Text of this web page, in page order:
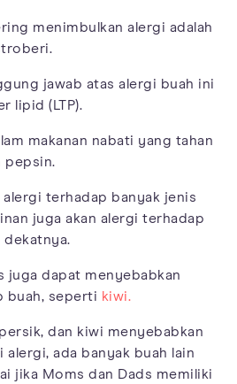
menimbulkan alergi adalah
jawab atas alergi buah ini
lipid (LTP).
makanan nabati yang tahan
pepsin.
terhadap banyak jenis
juga akan alergi terhadap
juga dapat menyebabkan
buah, seperti kiwi.
dan kiwi menyebabkan
alergi, ada banyak buah lain
jika Moms dan Dads memiliki